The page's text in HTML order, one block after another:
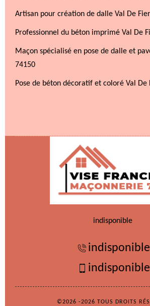
Artisan pour création de dalle Val De
Professionnel du béton imprimé Val De
Maçon spécialisé en pose de dalle et
74150
Pose de béton décoratif et coloré Val De
indisponible
indisponible
indisponible
©2026 -2026 TOUS DROITS